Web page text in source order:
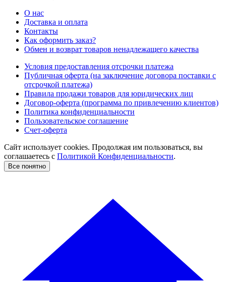
О нас
Доставка и оплата
Контакты
Как оформить заказ?
Обмен и возврат товаров ненадлежащего качества
Условия предоставления отсрочки платежа
Публичная оферта (на заключение договора поставки с
отсрочкой платежа)
Правила продажи товаров для юридических лиц
Договор-оферта (программа по привлечению клиентов)
Политика конфиденциальности
Пользовательское соглашение
Счет-оферта
Сайт использует cookies. Продолжая им пользоваться, вы
соглашаетесь c Политикой Конфиденциальности.
Все понятно